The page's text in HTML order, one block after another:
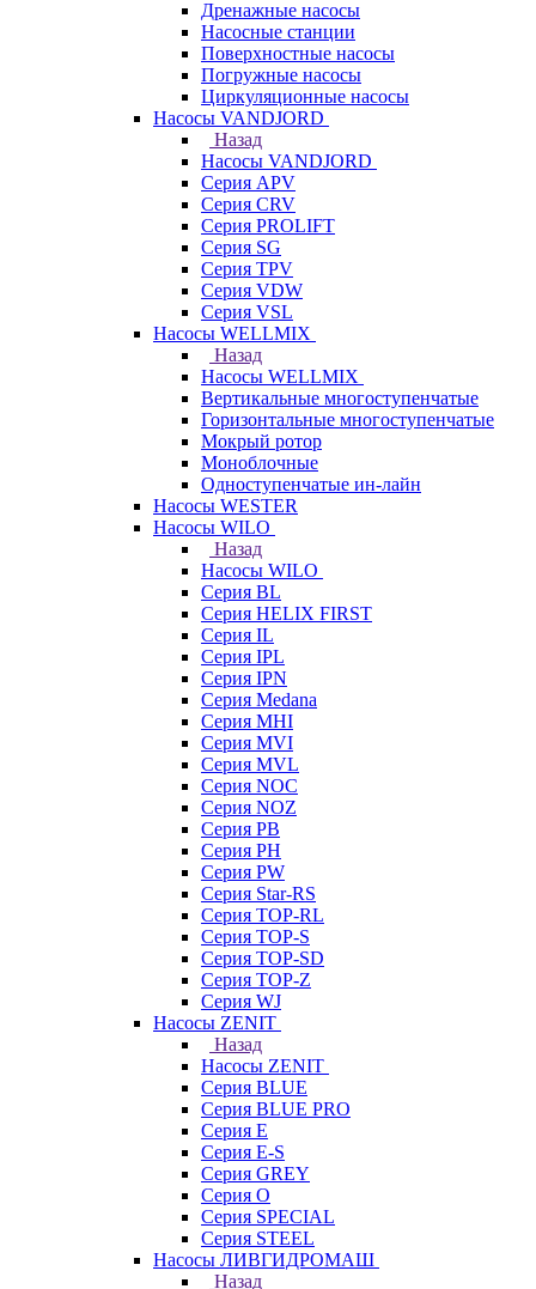
Дренажные насосы
Насосные станции
Поверхностные насосы
Погружные насосы
Циркуляционные насосы
Насосы VANDJORD
Назад
Насосы VANDJORD
Серия APV
Серия CRV
Серия PROLIFT
Серия SG
Серия TPV
Серия VDW
Серия VSL
Насосы WELLMIX
Назад
Насосы WELLMIX
Вертикальные многоступенчатые
Горизонтальные многоступенчатые
Мокрый ротор
Моноблочные
Одноступенчатые ин-лайн
Насосы WESTER
Насосы WILO
Назад
Насосы WILO
Серия BL
Серия HELIX FIRST
Серия IL
Серия IPL
Серия IPN
Серия Medana
Серия MHI
Серия MVI
Серия MVL
Серия NOC
Серия NOZ
Серия PB
Серия PH
Серия PW
Серия Star-RS
Серия TOP-RL
Серия TOP-S
Серия TOP-SD
Серия TOP-Z
Серия WJ
Насосы ZENIT
Назад
Насосы ZENIT
Серия BLUE
Серия BLUE PRO
Серия E
Серия E-S
Серия GREY
Серия O
Серия SPECIAL
Серия STEEL
Насосы ЛИВГИДРОМАШ
Назад